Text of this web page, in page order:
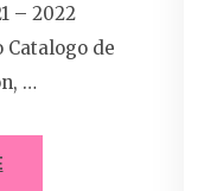
– 2022
Catalogo de
…